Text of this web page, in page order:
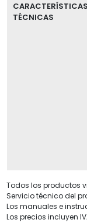
CARACTERÍSTICAS
TÉCNICAS
Todos los productos
Servicio técnico del
Los manuales e
Los precios incluyen